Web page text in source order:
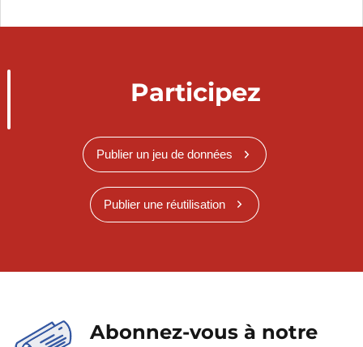
Participez
Publier un jeu de données
Publier une réutilisation
Abonnez-vous à notre